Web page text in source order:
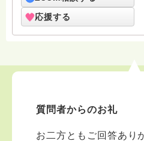
応援する
質問者からのお礼
お二方ともご回答あり